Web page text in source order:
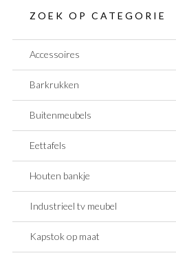
Contact
ZOEK OP CATEGORIE
Accessoires
Barkrukken
Buitenmeubels
Eettafels
Houten bankje
Industrieel tv meubel
Kapstok op maat